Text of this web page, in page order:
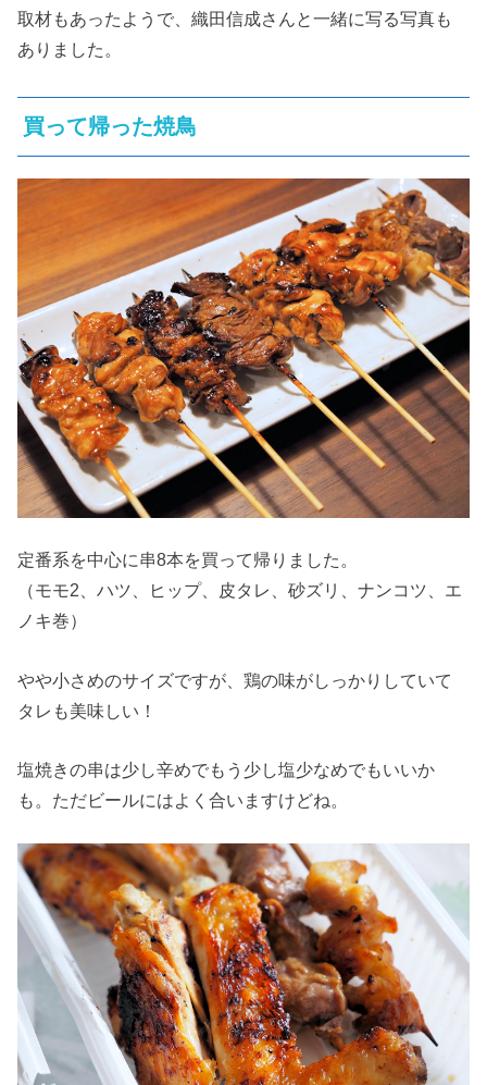
取材もあったようで、織田信成さんと一緒に写る写真も
ありました。
買って帰った焼鳥
定番系を中心に串8本を買って帰りました。
（モモ2、ハツ、ヒップ、皮タレ、砂ズリ、ナンコツ、エ
ノキ巻）
やや小さめのサイズですが、鶏の味がしっかりしていて
タレも美味しい！
塩焼きの串は少し辛めでもう少し塩少なめでもいいか
も。ただビールにはよく合いますけどね。